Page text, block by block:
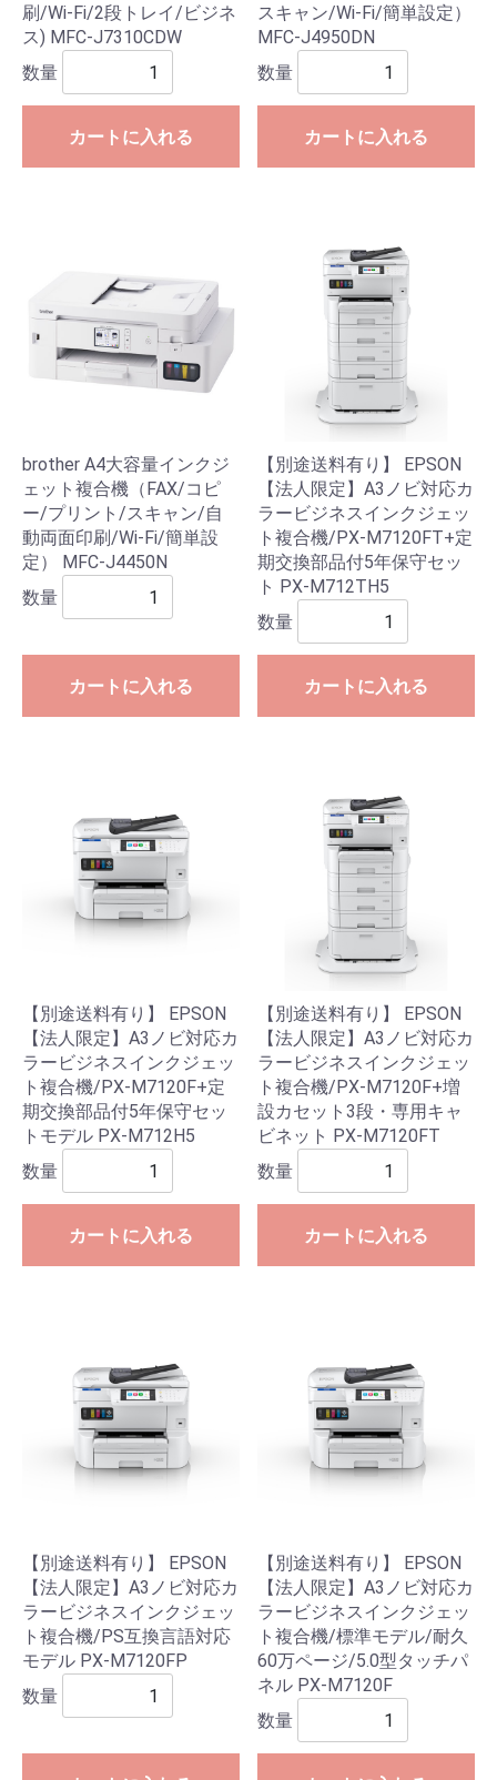
刷/Wi-Fi/2段トレイ/ビジネ
ス) MFC-J7310CDW
数量
カートに入れる
スキャン/Wi-Fi/簡単設定）
MFC-J4950DN
数量
カートに入れる
brother A4大容量インクジ
ェット複合機（FAX/コピ
ー/プリント/スキャン/自
動両面印刷/Wi-Fi/簡単設
定） MFC-J4450N
数量
カートに入れる
【別途送料有り】 EPSON
【法人限定】A3ノビ対応カ
ラービジネスインクジェッ
ト複合機/PX-M7120FT+定
期交換部品付5年保守セッ
ト PX-M712TH5
数量
カートに入れる
【別途送料有り】 EPSON
【法人限定】A3ノビ対応カ
ラービジネスインクジェッ
ト複合機/PX-M7120F+定
期交換部品付5年保守セッ
トモデル PX-M712H5
数量
カートに入れる
【別途送料有り】 EPSON
【法人限定】A3ノビ対応カ
ラービジネスインクジェッ
ト複合機/PX-M7120F+増
設カセット3段・専用キャ
ビネット PX-M7120FT
数量
カートに入れる
【別途送料有り】 EPSON
【法人限定】A3ノビ対応カ
ラービジネスインクジェッ
ト複合機/PS互換言語対応
モデル PX-M7120FP
数量
【別途送料有り】 EPSON
【法人限定】A3ノビ対応カ
ラービジネスインクジェッ
ト複合機/標準モデル/耐久
60万ページ/5.0型タッチパ
ネル PX-M7120F
数量